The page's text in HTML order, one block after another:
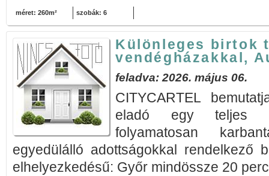
méret: 260m² szobák: 6
Különleges birtok
vendégházakkal,
feladva: 2026. május 06.
CITYCARTEL
eladó egy teljes
folyamatosan
egyedülálló adottságokkal rendelkező
elhelyezkedésű: Győr mindössze 20